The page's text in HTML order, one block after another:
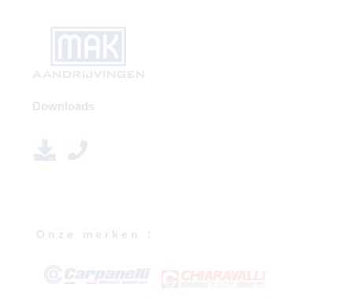
Downloads
O n z e m e r k e n :